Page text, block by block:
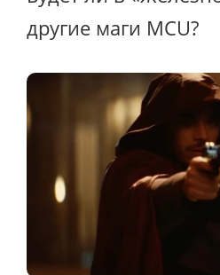
другие маги MCU?